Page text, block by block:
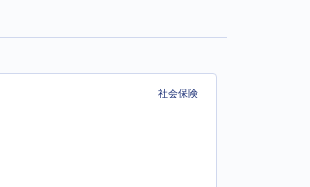
社会保険